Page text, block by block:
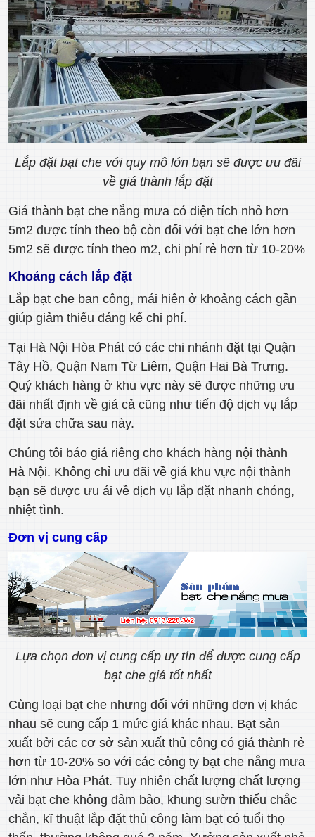
Lắp đặt bạt che với quy mô lớn bạn sẽ được ưu đãi
về giá thành lắp đặt
Giá thành bạt che nắng mưa có diện tích nhỏ hơn
5m2 được tính theo bộ còn đối với bạt che lớn hơn
5m2 sẽ được tính theo m2, chi phí rẻ hơn từ 10-20%
Khoảng cách lắp đặt
Lắp bạt che ban công, mái hiên ở khoảng cách gần
giúp giảm thiểu đáng kể chi phí.
Tại Hà Nội Hòa Phát có các chi nhánh đặt tại Quận
Tây Hồ, Quận Nam Từ Liêm, Quận Hai Bà Trưng.
Quý khách hàng ở khu vực này sẽ được những ưu
đãi nhất định về giá cả cũng như tiến độ dịch vụ lắp
đặt sửa chữa sau này.
Chúng tôi báo giá riêng cho khách hàng nội thành
Hà Nội. Không chỉ ưu đãi về giá khu vực nội thành
bạn sẽ được ưu ái về dịch vụ lắp đặt nhanh chóng,
nhiệt tình.
Đơn vị cung cấp
Lựa chọn đơn vị cung cấp uy tín để được cung cấp
bạt che giá tốt nhất
Cùng loại bạt che nhưng đối với những đơn vị khác
nhau sẽ cung cấp 1 mức giá khác nhau. Bạt sản
xuất bởi các cơ sở sản xuất thủ công có giá thành rẻ
hơn từ 10-20% so với các công ty bạt che nắng mưa
lớn như Hòa Phát. Tuy nhiên chất lượng chất lượng
vải bạt che không đảm bảo, khung sườn thiếu chắc
chắn, kĩ thuật lắp đặt thủ công làm bạt có tuổi thọ